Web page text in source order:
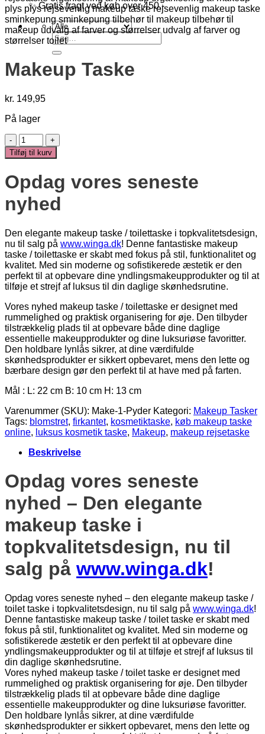
✨ Gratis fragt ved køb over 450,-
Søg
efter:
Makeup Taske
kr. 149,95
På lager
Makeup
Taske
antal
Tilføj til kurv
Opdag vores seneste
nyhed
Den elegante makeup taske / toilettaske i topkvalitetsdesign,
nu til salg på www.winga.dk! Denne fantastiske makeup
taske / toilettaske er skabt med fokus på stil, funktionalitet og
kvalitet. Med sin moderne og sofistikerede æstetik er den
perfekt til at opbevare dine yndlingsmakeupprodukter og til at
tilføje et strejf af luksus til din daglige skønhedsrutine.
Vores nyhed makeup taske / toilettaske er designet med
rummelighed og praktisk organisering for øje. Den tilbyder
tilstrækkelig plads til at opbevare både dine daglige
essentielle makeupprodukter og dine luksuriøse favoritter.
Den holdbare lynlås sikrer, at dine værdifulde
skønhedsprodukter er sikkert opbevaret, mens den lette og
bærbare design gør den perfekt til at have med på farten.
Mål : L: 22 cm B: 10 cm H: 13 cm
Varenummer (SKU): Make-1-Pyder Kategori: Makeup Tasker
Tags: blomstret, firkantet, kosmetiktaske, køb makeup taske
online, luksus kosmetik taske, Makeup, makeup rejsetaske
Beskrivelse
Opdag vores seneste
nyhed – Den elegante
makeup taske i
topkvalitetsdesign, nu til
salg på www.winga.dk!
Opdag vores seneste nyhed – den elegante makeup taske /
toilet taske i topkvalitetsdesign, nu til salg på www.winga.dk!
Denne fantastiske makeup taske / toilet taske er skabt med
fokus på stil, funktionalitet og kvalitet. Med sin moderne og
sofistikerede æstetik er den perfekt til at opbevare dine
yndlingsmakeupprodukter og til at tilføje et strejf af luksus til
din daglige skønhedsrutine.
Vores nyhed makeup taske / toilet taske er designet med
rummelighed og praktisk organisering for øje. Den tilbyder
tilstrækkelig plads til at opbevare både dine daglige
essentielle makeupprodukter og dine luksuriøse favoritter.
Den holdbare lynlås sikrer, at dine værdifulde
skønhedsprodukter er sikkert opbevaret, mens den lette og